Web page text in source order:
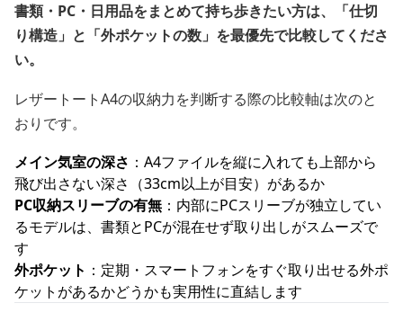
書類・PC・日用品をまとめて持ち歩きたい方は、「仕切
り構造」と「外ポケットの数」を最優先で比較してくださ
い。
レザートートA4の収納力を判断する際の比較軸は次のと
おりです。
メイン気室の深さ ：A4ファイルを縦に入れても上部から
飛び出さない深さ（33cm以上が目安）があるか
PC収納スリーブの有無 ：内部にPCスリーブが独立してい
るモデルは、書類とPCが混在せず取り出しがスムーズで
す
外ポケット ：定期・スマートフォンをすぐ取り出せる外ポ
ケットがあるかどうかも実用性に直結します